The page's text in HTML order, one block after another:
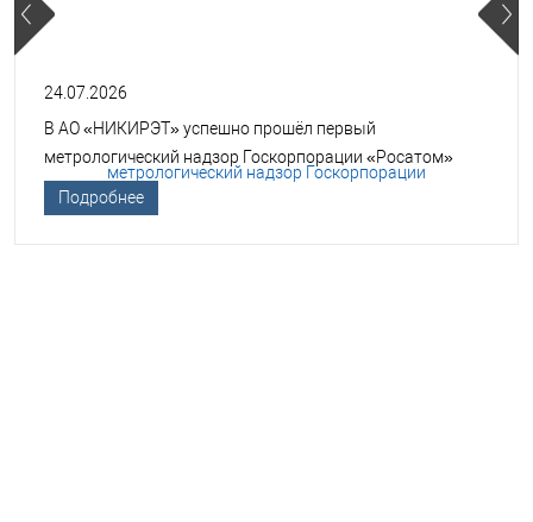
24.07.2026
В АО «НИКИРЭТ» успешно прошёл первый
метрологический надзор Госкорпорации «Росатом»
Подробнее